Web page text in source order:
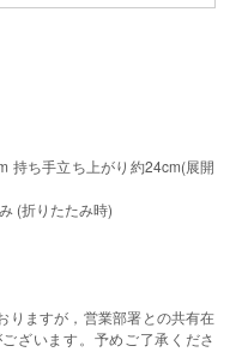
持ち手立ち上がり約24cm(展開
(折りたたみ時)
ますが，営業部署との共有在
ざいます。予めご了承くださ